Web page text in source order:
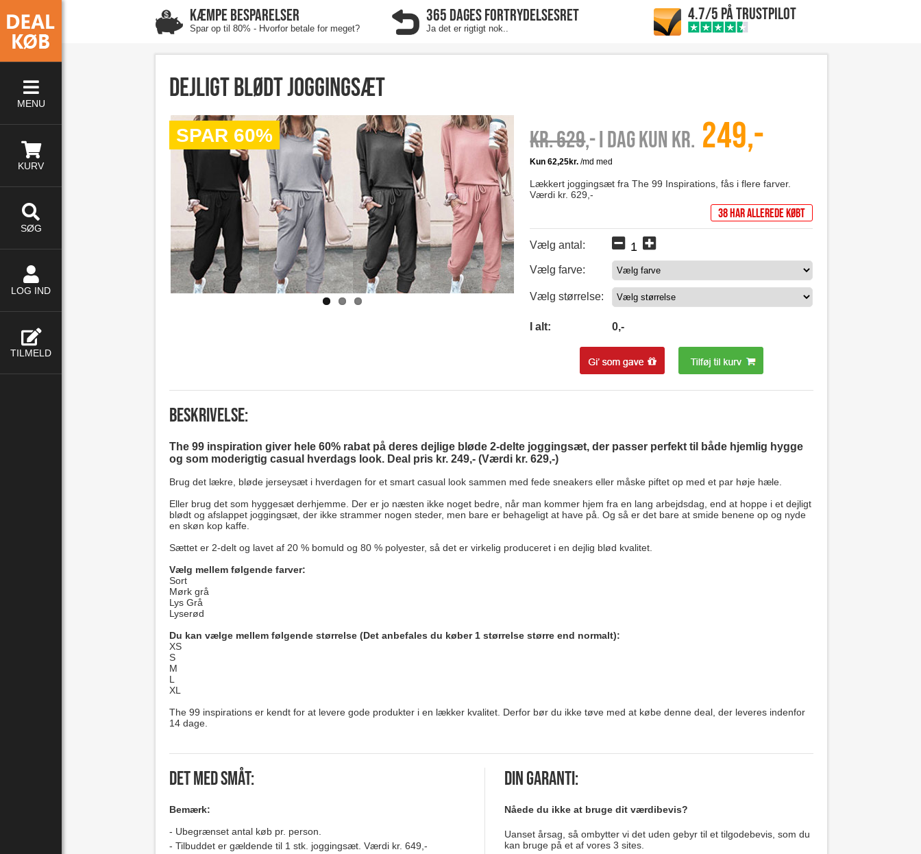
MENU
KURV
SØG
LOG IND
TILMELD
KÆMPE BESPARELSER
Spar op til 80% - Hvorfor betale for meget?
365 DAGES FORTRYDELSESRET
Ja det er rigtigt nok..
4.7/5 PÅ TRUSTPILOT
Dejligt blødt joggingsæt
SPAR 60% Kr. 629,- I dag kun kr. 249,-
Lækkert joggingsæt fra The 99 Inspirations, fås i flere farver.
Værdi kr. 629,-
38 har allerede købt
Vælg antal:
Vælg farve:
Vælg størrelse:
I alt: 0,-
Beskrivelse:
The 99 inspiration giver hele 60% rabat på deres dejlige bløde 2-delte joggingsæt, der passer perfekt til både hjemlig hygge
og som moderigtig casual hverdags look. Deal pris kr. 249,- (Værdi kr. 629,-)
Brug det lækre, bløde jerseysæt i hverdagen for et smart casual look sammen med fede sneakers eller måske piftet op med et par høje hæle.
Eller brug det som hyggesæt derhjemme. Der er jo næsten ikke noget bedre, når man kommer hjem fra en lang arbejdsdag, end at hoppe i et dejligt
blødt og afslappet joggingsæt, der ikke strammer nogen steder, men bare er behageligt at have på. Og så er det bare at smide benene op og nyde
en skøn kop kaffe.
Sættet er 2-delt og lavet af 20 % bomuld og 80 % polyester, så det er virkelig produceret i en dejlig blød kvalitet.
Vælg mellem følgende farver:
Sort
Mørk grå
Lys Grå
Lyserød
Du kan vælge mellem følgende størrelse (Det anbefales du køber 1 størrelse større end normalt):
XS
S
M
L
XL
The 99 inspirations er kendt for at levere gode produkter i en lækker kvalitet. Derfor bør du ikke tøve med at købe denne deal, der leveres indenfor
14 dage.
Det med småt:
Bemærk:
Ubegrænset antal køb pr. person.
Tilbuddet er gældende til 1 stk. joggingsæt. Værdi kr. 649,-
Din garanti:
Nåede du ikke at bruge dit værdibevis?
Uanset årsag, så ombytter vi det uden gebyr til et tilgodebevis, som du
kan bruge på et af vores 3 sites.